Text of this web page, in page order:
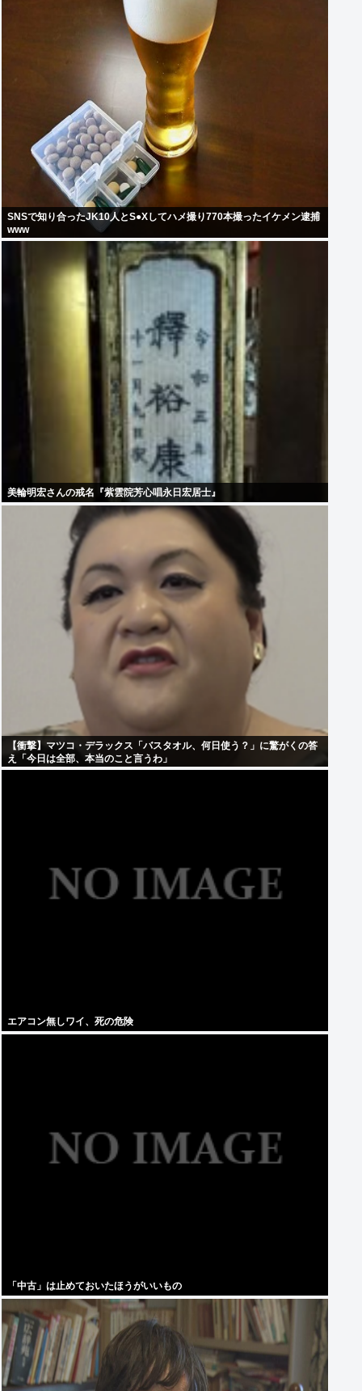
SNSで知り合ったJK10人とS●Xしてハメ撮り770本撮ったイケメン逮捕
www
美輪明宏さんの戒名『紫雲院芳心唱永日宏居士』
【衝撃】マツコ・デラックス「バスタオル、何日使う？」に驚がくの答
え「今日は全部、本当のこと言うわ」
エアコン無しワイ、死の危険
「中古」は止めておいたほうがいいもの